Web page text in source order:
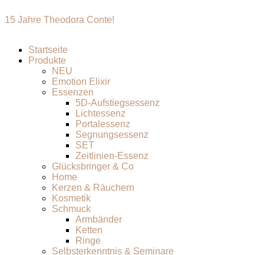
15 Jahre Theodora Conte!
Startseite
Produkte
NEU
Emotion Elixir
Essenzen
5D-Aufstiegsessenz
Lichtessenz
Portalessenz
Segnungsessenz
SET
Zeitlinien-Essenz
Glücksbringer & Co
Home
Kerzen & Räuchern
Kosmetik
Schmuck
Armbänder
Ketten
Ringe
Selbsterkenntnis & Seminare